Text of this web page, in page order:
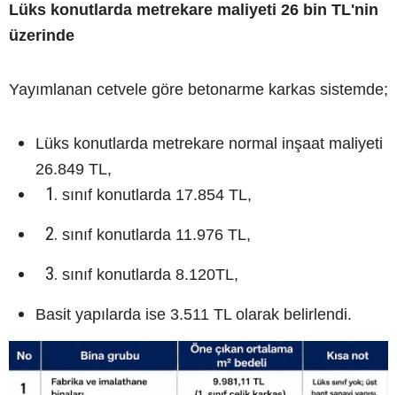
Lüks konutlarda metrekare maliyeti 26 bin TL'nin
üzerinde
Yayımlanan cetvele göre betonarme karkas sistemde;
Lüks konutlarda metrekare normal inşaat maliyeti
26.849 TL,
sınıf konutlarda 17.854 TL,
sınıf konutlarda 11.976 TL,
sınıf konutlarda 8.120TL,
Basit yapılarda ise 3.511 TL olarak belirlendi.